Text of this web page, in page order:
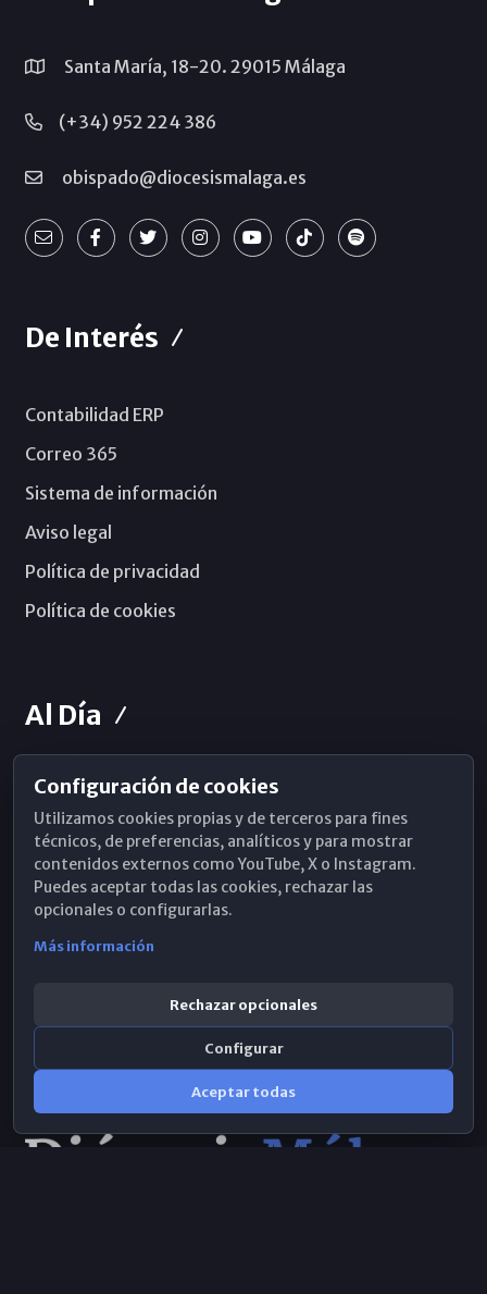
Santa María, 18-20. 29015 Málaga
(+34) 952 224 386
obispado@diocesismalaga.es
De Interés
Contabilidad ERP
Correo 365
Sistema de información
Aviso legal
Política de privacidad
Política de cookies
Al Día
Horarios de Misa
Hemeroteca
WhatsApp
Configuración de cookies
Utilizamos cookies propias y de terceros para fines
técnicos, de preferencias, analíticos y para mostrar
contenidos externos como YouTube, X o Instagram.
Puedes aceptar todas las cookies, rechazar las
opcionales o configurarlas.
Más información
Rechazar opcionales
Configurar
Aceptar todas